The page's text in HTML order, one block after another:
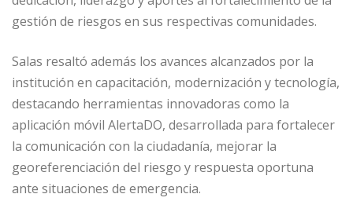
gestión de riesgos en sus respectivas comunidades.
Salas resaltó además los avances alcanzados por la
institución en capacitación, modernización y tecnología,
destacando herramientas innovadoras como la
aplicación móvil AlertaDO, desarrollada para fortalecer
la comunicación con la ciudadanía, mejorar la
georeferenciación del riesgo y respuesta oportuna
ante situaciones de emergencia.